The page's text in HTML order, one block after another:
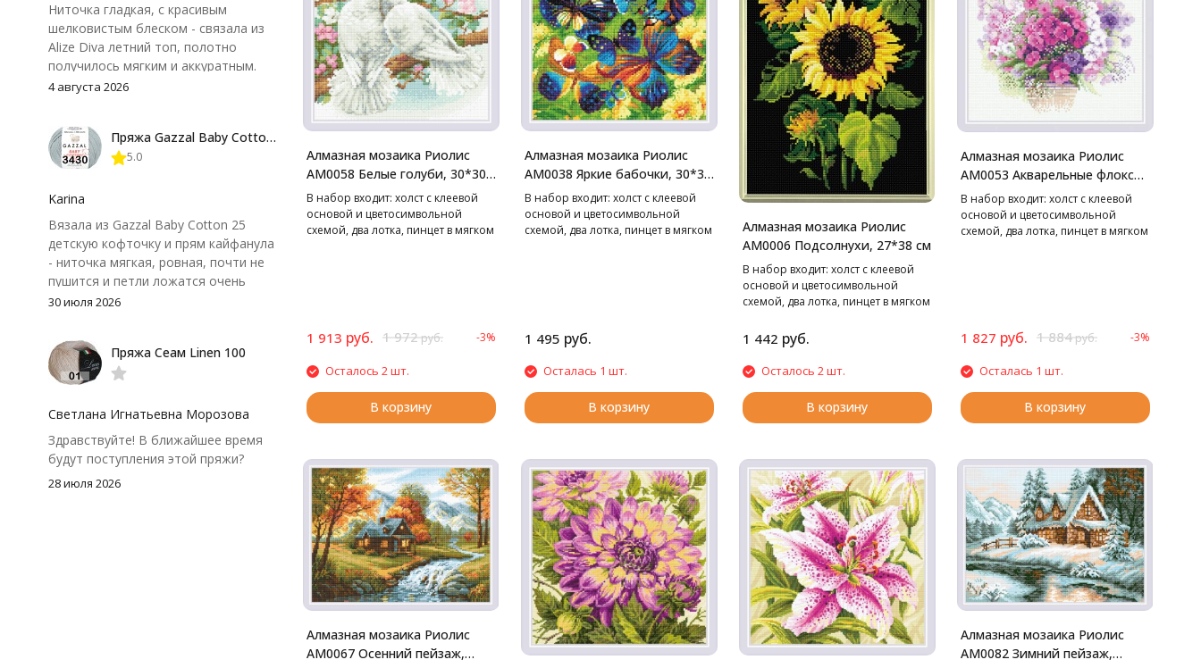
Алмазная мозаика Риолис
АМ0058 Белые голуби, 30*30
см
В набор входит: холст с клеевой
основой и цветосимвольной
схемой, два лотка, пинцет в мягком
1 913 руб. 1 972руб. -3%
Осталось 2 шт.
В корзину
Алмазная мозаика Риолис
АМ0038 Яркие бабочки, 30*30
см
В набор входит: холст с клеевой
основой и цветосимвольной
схемой, два лотка, пинцет в мягком
1 495 руб.
Осталась 1 шт.
В корзину
Алмазная мозаика Риолис
АМ0006 Подсолнухи, 27*38 см
В набор входит: холст с клеевой
основой и цветосимвольной
схемой, два лотка, пинцет в мягком
маркированные пакетики со
стразами. Cтразы квадратные: 18
цветов
1 442 руб.
Осталось 2 шт.
В корзину
Алмазная мозаика Риолис
АМ0053 Акварельные флоксы,
30*30 см
В набор входит: холст с клеевой
основой и цветосимвольной
схемой, два лотка, пинцет в мягком
1 827 руб. 1 884руб. -3%
Осталась 1 шт.
В корзину
Алмазная мозаика Риолис
АМ0067 Осенний пейзаж,
Алмазная мозаика Риолис
АМ0082 Зимний пейзаж,
Ниточка гладкая, с красивым
шелковистым блеском - связала из
Alize Diva летний топ, полотно
получилось мягким и аккуратным.
Петли хорошо видны, вяжется
нюанс - пряжа немного скользит и
иногда расслаивается, пришлось
крючок поудобнее.
4 августа 2026
Пряжа Gazzal Baby Cotton 25
5.0
Karina
Вязала из Gazzal Baby Cotton 25
детскую кофточку и прям кайфанула
- ниточка мягкая, ровная, почти не
пушится и петли ложатся очень
аккуратно. После стирки полотно
потеряло, цвет тоже не стал
тусклее. Единственный нюанс -
моточки маленькие, расход лучше
чуть-чуть не хватило))
30 июля 2026
Пряжа Сеам Linen 100
Светлана Игнатьевна Морозова
Здравствуйте! В ближайшее время
будут поступления этой пряжи?
28 июля 2026